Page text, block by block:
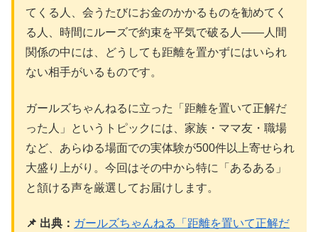
てくる人、会うたびにお金のかかるものを勧めてく
る人、時間にルーズで約束を平気で破る人——人間
関係の中には、どうしても距離を置かずにはいられ
ない相手がいるものです。
ガールズちゃんねるに立った「距離を置いて正解だ
った人」というトピックには、家族・ママ友・職場
など、あらゆる場面での実体験が500件以上寄せられ
大盛り上がり。今回はその中から特に「あるある」
と頷ける声を厳選してお届けします。
📌 出典： ガールズちゃんねる「距離を置いて正解だ